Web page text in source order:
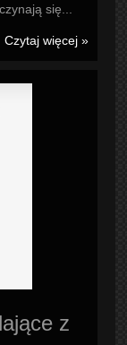
się...
Czytaj więcej »
z